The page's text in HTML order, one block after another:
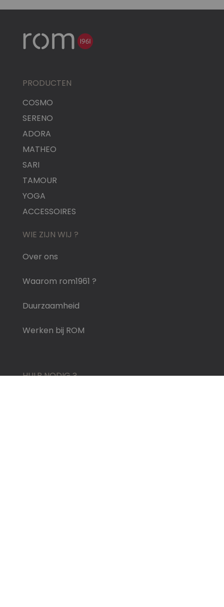
PRODUCTEN
COSMO
SERENO
ADORA
MATHEO
SARI
TAMOUR
YOGA
ACCESSOIRES
WIE ZIJN WIJ ?
Over ons
Waarom rom1961 ?
Duurzaamheid
Werken bij ROM
HULP NODIG ?